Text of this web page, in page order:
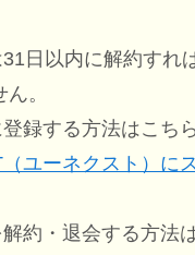
日以内に解約すれ
。
録する方法はこちら
ユーネクスト）に
約・退会する方法